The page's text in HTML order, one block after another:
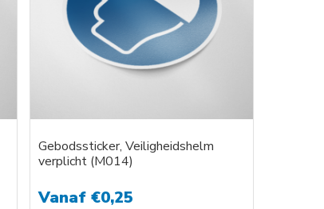
Gebodssticker, Veiligheidshelm
verplicht (M014)
Vanaf€0,25